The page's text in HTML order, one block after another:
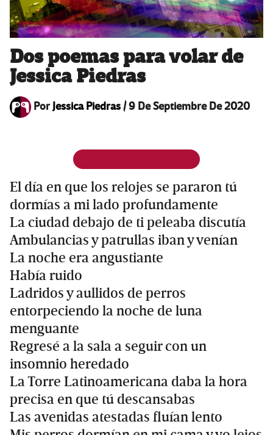
Dos poemas para volar de
Jessica Piedras
PorJessica Piedras/9 De Septiembre De 2020
El día en que los relojes se pararon tú
dormías a mi lado profundamente
La ciudad debajo de ti peleaba discutía
Ambulancias y patrullas iban y venían
La noche era angustiante
Había ruido
Ladridos y aullidos de perros
entorpeciendo la noche de luna
menguante
Regresé a la sala a seguir con un
insomnio heredado
La Torre Latinoamericana daba la hora
precisa en que tú descansabas
Las avenidas atestadas fluían lento